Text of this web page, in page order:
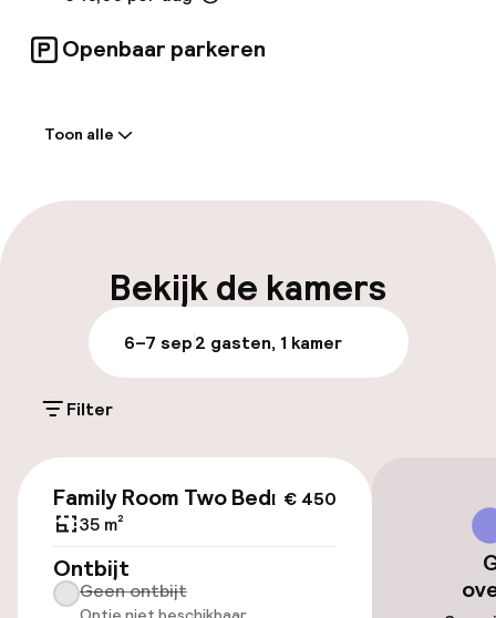
Openbaar parkeren
Bagageruimte
Parkeren & mobiliteit
Parkeergelegenheid op eigen terrein
(buiten)
€ 10,00 per dag
Luchthavenshuttle
Fietsverhuur
Toon alle
Bekijk de kamers
6–7 sep2 gasten, 1 kamer
Filter
€ 450
Family Room Two Bedrooms
35 m²
Ontbijt
Geen ontbijt